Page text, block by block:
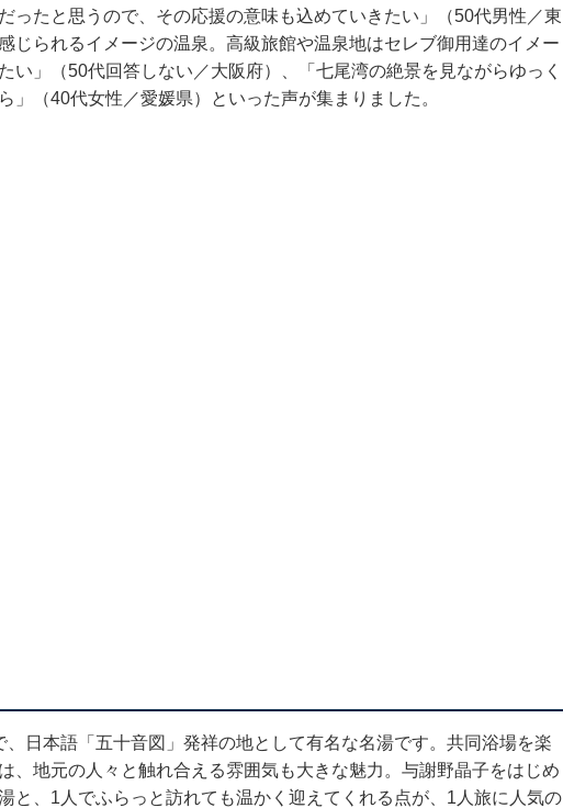
ったと思うので、その応援の意味も込めていきたい」（50代男性／東
じられるイメージの温泉。高級旅館や温泉地はセレブ御用達のイメー
い」（50代回答しない／大阪府）、「七尾湾の絶景を見ながらゆっく
」（40代女性／愛媛県）といった声が集まりました。
日本語「五十音図」発祥の地として有名な名湯です。共同浴場を楽
、地元の人々と触れ合える雰囲気も大きな魅力。与謝野晶子をはじめ
と、1人でふらっと訪れても温かく迎えてくれる点が、1人旅に人気の